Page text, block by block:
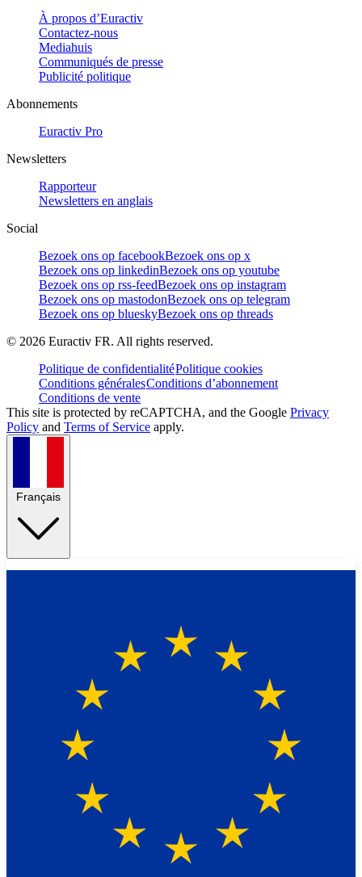
À propos d’Euractiv
Contactez-nous
Mediahuis
Communiqués de presse
Publicité politique
Abonnements
Euractiv Pro
Newsletters
Rapporteur
Newsletters en anglais
Social
Bezoek ons op facebookBezoek ons op x
Bezoek ons op linkedinBezoek ons op youtube
Bezoek ons op rss-feedBezoek ons op instagram
Bezoek ons op mastodonBezoek ons op telegram
Bezoek ons op blueskyBezoek ons op threads
© 2026 Euractiv FR. All rights reserved.
Politique de confidentialitéPolitique cookies
Conditions généralesConditions d’abonnement
Conditions de vente
This site is protected by reCAPTCHA, and the Google Privacy
Policy and Terms of Service apply.
Français